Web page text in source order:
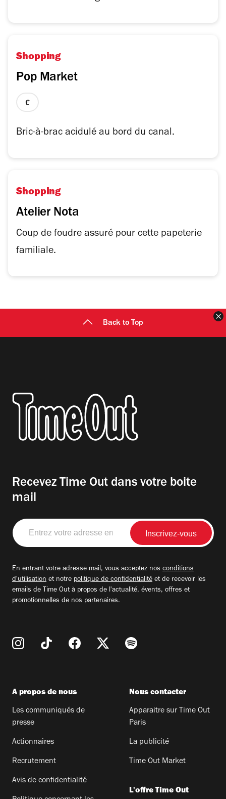
Shopping
Pop Market
prix
sur
Bric-à-brac acidulé au bord du canal.
Shopping
Atelier Nota
Coup de foudre assuré pour cette papeterie
familiale.
Back to Top
Recevez Time Out dans votre boite
mail
Entrez
votre
adresse
En entrant votre adresse mail, vous acceptez nos conditions
d'utilisation et notre politique de confidentialité et de recevoir les
emails de Time Out à propos de l'actualité, évents, offres et
promotionnelles de nos partenaires.
A propos de nous
Les communiqués de
presse
Actionnaires
Recrutement
Avis de confidentialité
Nous contacter
Apparaitre sur Time Out
Paris
La publicité
Time Out Market
L'offre Time Out